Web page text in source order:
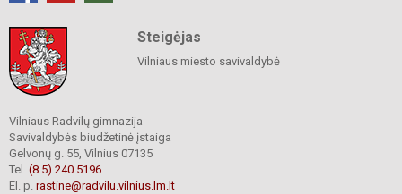
Steigėjas
Vilniaus miesto savivaldybė
Vilniaus Radvilų gimnazija
Savivaldybės biudžetinė įstaiga
Gelvonų g. 55, Vilnius 07135
Tel. (8 5) 240 5196
El. p. rastine@radvilu.vilnius.lm.lt